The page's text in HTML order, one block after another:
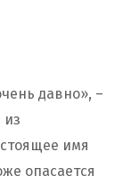
давно», –
имя
опасается